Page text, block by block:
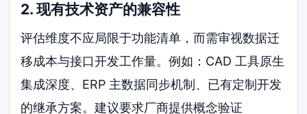
2. 现有技术资产的兼容性
评估维度不应局限于功能清单，而需审视数据迁
移成本与接口开发工作量。例如：CAD 工具原生
集成深度、ERP 主数据同步机制、已有定制开发
的继承方案。建议要求厂商提供概念验证